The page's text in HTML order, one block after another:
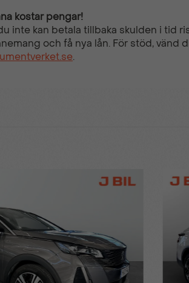
kostar pengar!
inte kan betala tillbaka skulden i tid
och få nya lån. För stöd,
.